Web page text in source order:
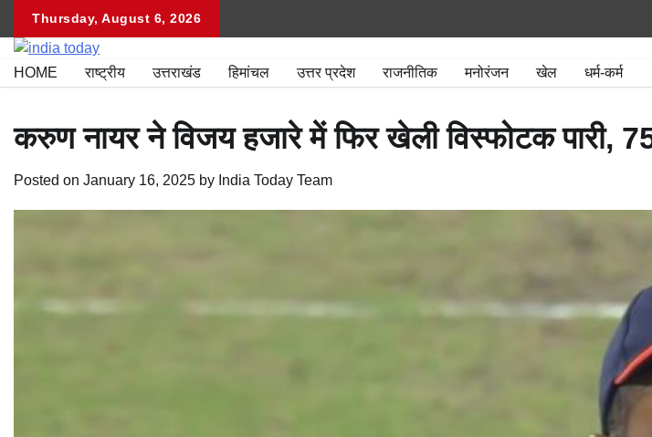
content
Thursday, August 6, 2026
HOME
राष्ट्रीय उत्तराखंड हिमांचल उत्तर प्रदेश राजनीतिक मनोरंजन खेल धर्म-कर्म
करुण नायर ने विजय हजारे में फिर खेली विस्फोटक पारी,
Posted on January 16, 2025 by India Today Team